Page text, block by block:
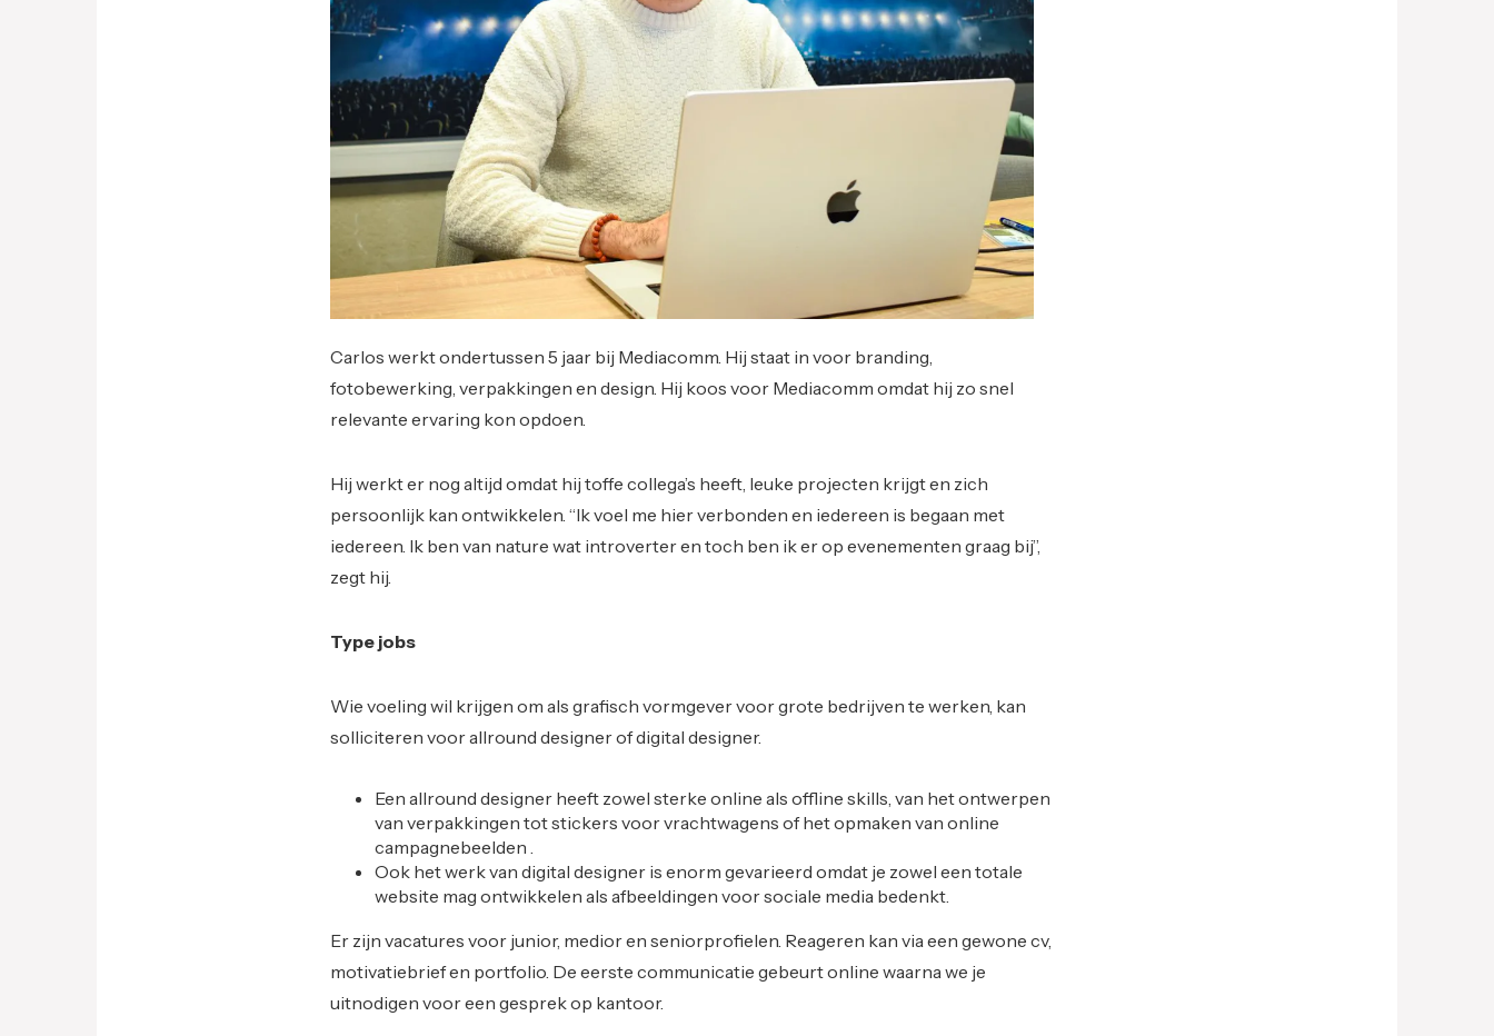
Carlos werkt ondertussen 5 jaar bij Mediacomm. Hij staat in voor branding,
fotobewerking, verpakkingen en design. Hij koos voor Mediacomm omdat hij zo snel
relevante ervaring kon opdoen.
Hij werkt er nog altijd omdat hij toffe collega’s heeft, leuke projecten krijgt en zich
persoonlijk kan ontwikkelen. “Ik voel me hier verbonden en iedereen is begaan met
iedereen. Ik ben van nature wat introverter en toch ben ik er op evenementen graag bij”,
zegt hij.
Type jobs
Wie voeling wil krijgen om als grafisch vormgever voor grote bedrijven te werken, kan
solliciteren voor allround designer of digital designer.
Een allround designer heeft zowel sterke online als offline skills, van het ontwerpen
van verpakkingen tot stickers voor vrachtwagens of het opmaken van online
campagnebeelden .
Ook het werk van digital designer is enorm gevarieerd omdat je zowel een totale
website mag ontwikkelen als afbeeldingen voor sociale media bedenkt.
Er zijn vacatures voor junior, medior en seniorprofielen. Reageren kan via een gewone cv,
motivatiebrief en portfolio. De eerste communicatie gebeurt online waarna we je
uitnodigen voor een gesprek op kantoor.